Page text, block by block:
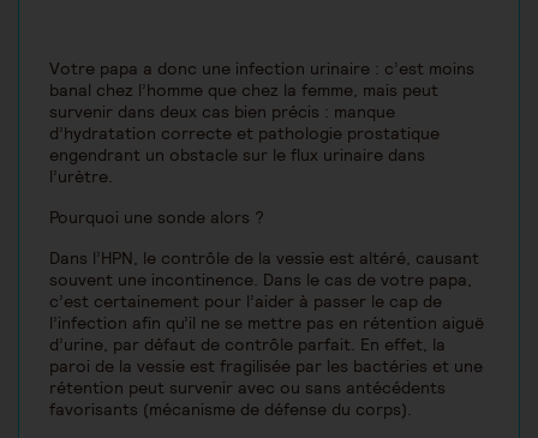
Votre papa a donc une infection urinaire : c’est moins
banal chez l’homme que chez la femme, mais peut
survenir dans deux cas bien précis : manque
d’hydratation correcte et pathologie prostatique
engendrant un obstacle sur le flux urinaire dans
l’urètre.
Pourquoi une sonde alors ?
Dans l’HPN, le contrôle de la vessie est altéré, causant
souvent une incontinence. Dans le cas de votre papa,
c’est certainement pour l’aider à passer le cap de
l’infection afin qu’il ne se mettre pas en rétention aiguë
d’urine, par défaut de contrôle parfait. En effet, la
paroi de la vessie est fragilisée par les bactéries et une
rétention peut survenir avec ou sans antécédents
favorisants (mécanisme de défense du corps).